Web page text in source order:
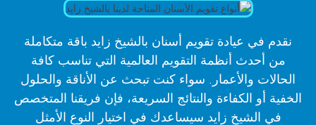
نقدم في عيادة تقويم أسنان بالشيخ زايد باقة متكاملة
من أحدث أنظمة التقويم العالمية التي تناسب كافة
الحالات والأعمار. سواء كنت تبحث عن الأناقة والحلول
الخفية أو الكفاءة والنتائج السريعة، فإن فريقنا المتخصص
في الشيخ زايد سيساعدك في اختيار النوع الأمثل